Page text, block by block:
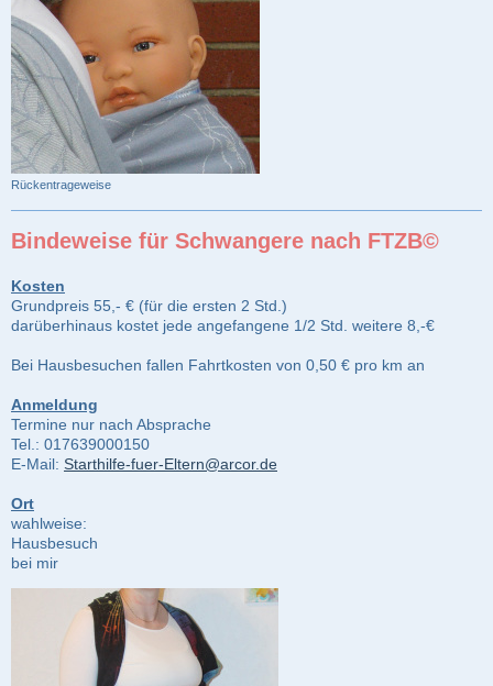
Rückentrageweise
Bindeweise für Schwangere nach FTZB©
Kosten
Grundpreis 55,- € (für die ersten 2 Std.)
darüberhinaus kostet jede angefangene 1/2 Std. weitere 8,-€
Bei Hausbesuchen fallen Fahrtkosten von 0,50 € pro km an
Anmeldung
Termine nur nach Absprache
Tel.: 017639000150
E-Mail: Starthilfe-fuer-Eltern@arcor.de
Ort
wahlweise:
Hausbesuch
bei mir